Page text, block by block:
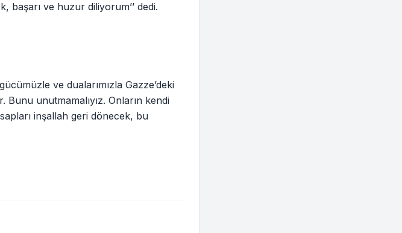
başarı ve huzur diliyorum’’ dedi.
ve dualarımızla Gazze’deki
unutmamalıyız. Onların kendi
inşallah geri dönecek, bu